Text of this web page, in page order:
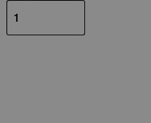
Beskrivelse